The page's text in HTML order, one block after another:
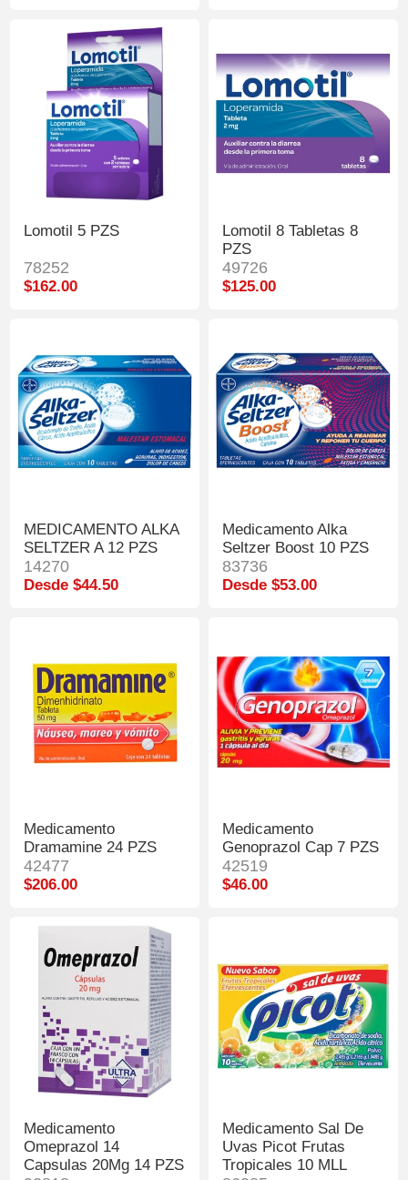
Lomotil 5 PZS
78252
$162.00
Lomotil 8 Tabletas 8
PZS
49726
$125.00
MEDICAMENTO ALKA
SELTZER A 12 PZS
14270
Desde $44.50
Medicamento Alka
Seltzer Boost 10 PZS
83736
Desde $53.00
Medicamento
Dramamine 24 PZS
42477
$206.00
Medicamento
Genoprazol Cap 7 PZS
42519
$46.00
Medicamento
Omeprazol 14
Capsulas 20Mg 14 PZS
Medicamento Sal De
Uvas Picot Frutas
Tropicales 10 MLL